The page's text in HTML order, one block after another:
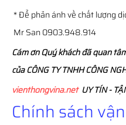
* Để phản ánh về chất lượng
Mr San 0903.948.914
Cám ơn Quý khách đã quan
của CÔNG TY TNHH CÔNG
vienthongvina.netUY TÍN -
Chính sách